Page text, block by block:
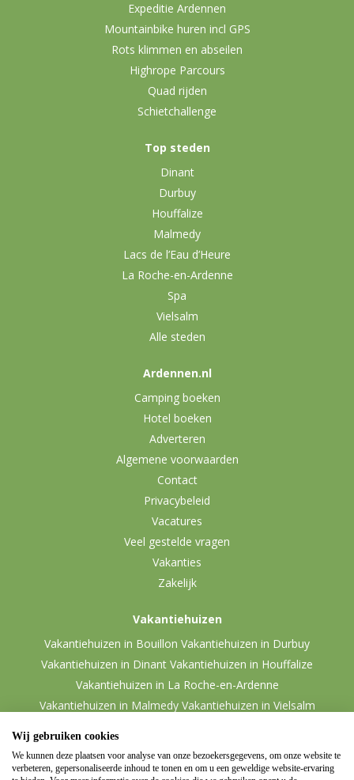
Expeditie Ardennen
Mountainbike huren incl GPS
Rots klimmen en abseilen
Highrope Parcours
Quad rijden
Schietchallenge
Top steden
Dinant
Durbuy
Houffalize
Malmedy
Lacs de l’Eau d’Heure
La Roche-en-Ardenne
Spa
Vielsalm
Alle steden
Ardennen.nl
Camping boeken
Hotel boeken
Adverteren
Algemene voorwaarden
Contact
Privacybeleid
Vacatures
Veel gestelde vragen
Vakanties
Zakelijk
Vakantiehuizen
Vakantiehuizen in Bouillon Vakantiehuizen in Durbuy
Vakantiehuizen in Dinant Vakantiehuizen in Houffalize
Vakantiehuizen in La Roche-en-Ardenne
Vakantiehuizen in Malmedy Vakantiehuizen in Vielsalm
Wij gebruiken cookies
We kunnen deze plaatsen voor analyse van onze bezoekersgegevens, om onze website te
verbeteren, gepersonaliseerde inhoud te tonen en om u een geweldige website-ervaring